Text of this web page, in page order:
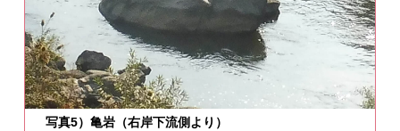
写真5）亀岩（右岸下流側より）